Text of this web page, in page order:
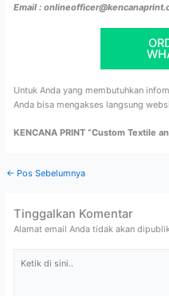
Email :
Untuk Anda yang membutuhkan
Anda bisa mengakses langsung
KENCANA PRINT “Custom Textile
← Pos Sebelumnya
Tinggalkan Komentar
Alamat email Anda tidak akan